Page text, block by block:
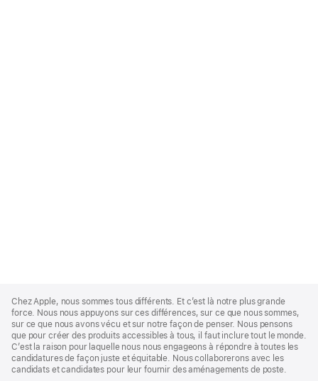
Footer
Chez Apple, nous sommes tous différents. Et c’est là notre plus grande
force. Nous nous appuyons sur ces différences, sur ce que nous sommes,
sur ce que nous avons vécu et sur notre façon de penser. Nous pensons
que pour créer des produits accessibles à tous, il faut inclure tout le monde.
C’est la raison pour laquelle nous nous engageons à répondre à toutes les
candidatures de façon juste et équitable. Nous collaborerons avec les
candidats et candidates pour leur fournir des aménagements de poste.